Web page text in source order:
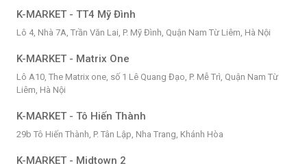
K-MARKET - TT4 Mỹ Đình
Lô 4, Nhà 7A, Trần Văn Lai, P. Mỹ Đình, Quận Nam Từ Liêm, Hà Nội
K-MARKET - Matrix One
Lô A10, The Matrix one, số 1 Lê Quang Đạo, P. Mễ Trì, Quận Nam Từ
Liêm, Hà Nội
K-MARKET - Tô Hiến Thành
29b Tô Hiến Thành, P. Tân Lập, Nha Trang, Khánh Hòa
K-MARKET - Midtown 2